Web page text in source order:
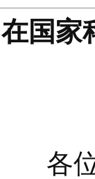
在国家
各位